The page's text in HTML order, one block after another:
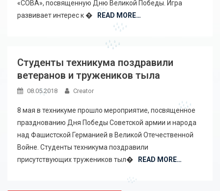
«СОВА», посвященную Дню Великой Победы. Игра
развивает интерес к �
READ MORE…
Студенты техникума поздравили
ветеранов и тружеников тыла
08.05.2018 Creator
8 мая в техникуме прошло мероприятие, посвященное
празднованию Дня Победы Советской армии и народа
над Фашистской Германией в Великой Отечественной
Войне. Студенты техникума поздравили
присутствующих тружеников тыл�
READ MORE…